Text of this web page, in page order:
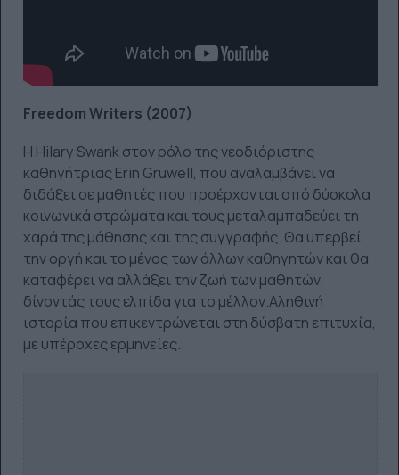
Freedom Writers (2007)
Η Hilary Swank στον ρόλο της νεοδιόριστης
καθηγήτριας Erin Gruwell, που αναλαμβάνει να
διδάξει σε μαθητές που προέρχονται από δύσκολα
κοινωνικά στρώματα και τους μεταλαμπαδεύει τη
χαρά της μάθησης και της συγγραφής. Θα υπερβεί
την οργή και το μένος των άλλων καθηγητών και θα
καταφέρει να αλλάξει την ζωή των μαθητών,
δίνοντάς τους ελπίδα για το μέλλον.Αληθινή
ιστορία που επικεντρώνεται στη δύσβατη επιτυχία,
με υπέροχες ερμηνείες.